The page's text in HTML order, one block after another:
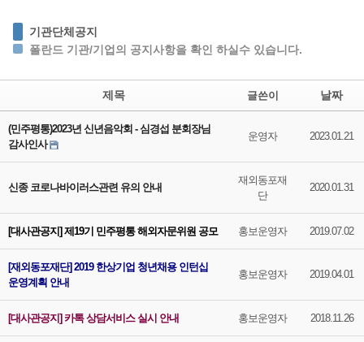
기관단체공지
폴란드 기관/기업의 공지사항을 확인 하실수 있습니다.
제목 글쓴이 날짜
(민주평통)2023년 신년음악회 - 심경섭 분회장님
감사인사
운영자 2023.01.21
신종 코로나바이러스관련 유의 안내
재외동포재
단
2020.01.31
[대사관공지] 제19기 민주평통 해외자문위원 공모 홍보운영자 2019.07.02
[재외동포재단] 2019 한상기업 청년채용 인턴십
운영계획 안내
홍보운영자 2019.04.01
[대사관공지] 카톡 상담서비스 실시 안내 홍보운영자 2018.11.26